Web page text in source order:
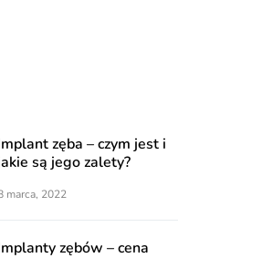
zęba – czym jest i
są jego zalety?
marca, 2022
zębów – cena